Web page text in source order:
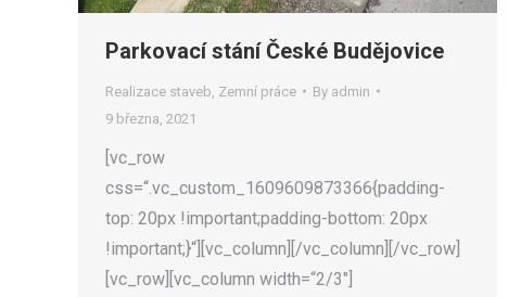
Parkovací stání České Budějovice
Realizace staveb Zemní práce By admin
9 března, 2021
[vc_row
css=“.vc_custom_1609609873366{padding-
top: 20px !important;padding-bottom: 20px
!important;}“][vc_column][/vc_column][/vc_row]
[vc_row][vc_column width=“2/3″]